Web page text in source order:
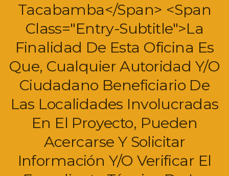
Tacabamba</span> <span
Class="entry-Subtitle">La
Finalidad De Esta Oficina Es
Que, Cualquier Autoridad Y/o
Ciudadano Beneficiario De
Las Localidades Involucradas
En El Proyecto, Pueden
Acercarse Y Solicitar
Información Y/o Verificar El